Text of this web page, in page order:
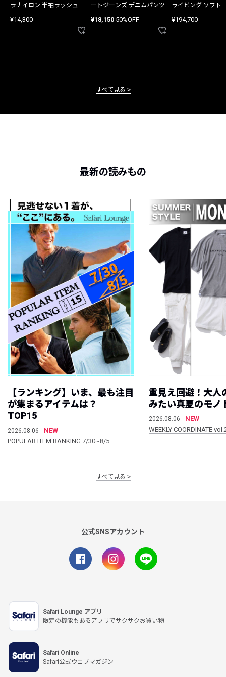
ラナイロン 半袖ラッシュガ
¥14,300
ートジーンズ デニムパンツ
¥18,150 50%OFF
ライビング ソフト
¥194,700
すべて見る
最新の読みもの
【ランキング】いま、最も注目
が集まるアイテムは？ ｜
TOP15
2026.08.06
NEW
POPULAR ITEM RANKING 7/30~8/5
重見え回避！大人
みたい真夏のモノ
2026.08.06
NEW
WEEKLY COORDINATE
すべて見る
公式SNSアカウント
Safari Lounge アプリ
限定の機能もあるアプリでサクサクお買い物
Safari Online
Safari公式ウェブマガジン